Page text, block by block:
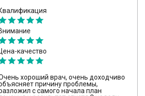
качество
хороший врач, очень доходчиво
причину проблемы,
с самого начала план